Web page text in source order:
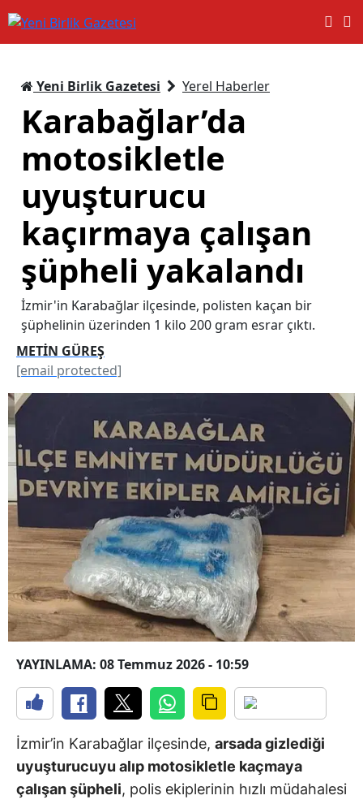
Yeni Birlik Gazetesi Yerel Haberler
Karabağlar’da
motosikletle
uyuşturucu
kaçırmaya çalışan
şüpheli yakalandı
İzmir'in Karabağlar ilçesinde, polisten kaçan bir
şüphelinin üzerinden 1 kilo 200 gram esrar çıktı.
METİN GÜREŞ
[email protected]
YAYINLAMA: 08 Temmuz 2026 - 10:59
İzmir’in Karabağlar ilçesinde, arsada gizlediği
uyuşturucuyu alıp motosikletle kaçmaya
çalışan şüpheli, polis ekiplerinin hızlı müdahalesi